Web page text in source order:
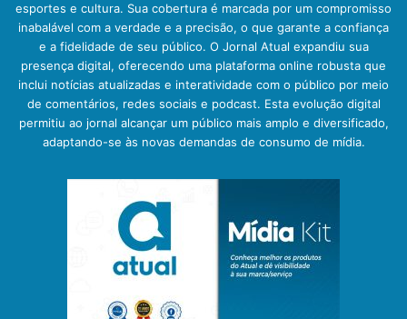
esportes e cultura. Sua cobertura é marcada por um compromisso
inabalável com a verdade e a precisão, o que garante a confiança
e a fidelidade de seu público. O Jornal Atual expandiu sua
presença digital, oferecendo uma plataforma online robusta que
inclui notícias atualizadas e interatividade com o público por meio
de comentários, redes sociais e podcast. Esta evolução digital
permitiu ao jornal alcançar um público mais amplo e diversificado,
adaptando-se às novas demandas de consumo de mídia.